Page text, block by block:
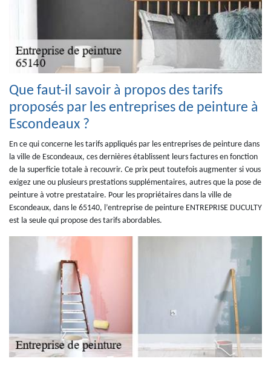
Que faut-il savoir à propos des tarifs
proposés par les entreprises de peinture à
Escondeaux ?
En ce qui concerne les tarifs appliqués par les entreprises de peinture dans
la ville de Escondeaux, ces dernières établissent leurs factures en fonction
de la superficie totale à recouvrir. Ce prix peut toutefois augmenter si vous
exigez une ou plusieurs prestations supplémentaires, autres que la pose de
peinture à votre prestataire. Pour les propriétaires dans la ville de
Escondeaux, dans le 65140, l’entreprise de peinture ENTREPRISE DUCULTY
est la seule qui propose des tarifs abordables.